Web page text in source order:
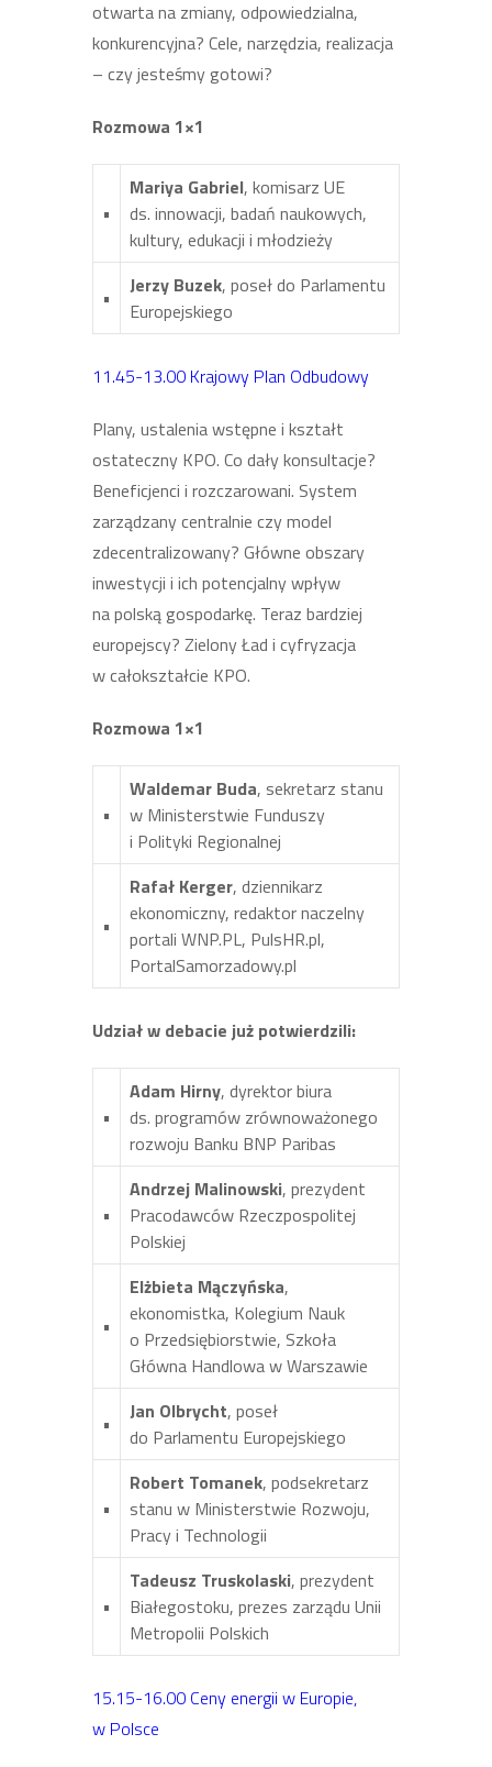
otwarta na zmiany, odpowiedzialna,
konkurencyjna? Cele, narzędzia, realizacja
– czy jesteśmy gotowi?
Rozmowa 1×1
•
Mariya Gabriel, komisarz UE
ds. innowacji, badań naukowych,
kultury, edukacji i młodzieży
• Jerzy Buzek, poseł do Parlamentu
Europejskiego
11.45-13.00 Krajowy Plan Odbudowy
Plany, ustalenia wstępne i kształt
ostateczny KPO. Co dały konsultacje?
Beneficjenci i rozczarowani. System
zarządzany centralnie czy model
zdecentralizowany? Główne obszary
inwestycji i ich potencjalny wpływ
na polską gospodarkę. Teraz bardziej
europejscy? Zielony Ład i cyfryzacja
w całokształcie KPO.
Rozmowa 1×1
•
Waldemar Buda, sekretarz stanu
w Ministerstwie Funduszy
i Polityki Regionalnej
•
Rafał Kerger, dziennikarz
ekonomiczny, redaktor naczelny
portali WNP.PL, PulsHR.pl,
PortalSamorzadowy.pl
Udział w debacie już potwierdzili:
•
Adam Hirny, dyrektor biura
ds. programów zrównoważonego
rozwoju Banku BNP Paribas
•
Andrzej Malinowski, prezydent
Pracodawców Rzeczpospolitej
Polskiej
•
Elżbieta Mączyńska,
ekonomistka, Kolegium Nauk
o Przedsiębiorstwie, Szkoła
Główna Handlowa w Warszawie
• Jan Olbrycht, poseł
do Parlamentu Europejskiego
•
Robert Tomanek, podsekretarz
stanu w Ministerstwie Rozwoju,
Pracy i Technologii
•
Tadeusz Truskolaski, prezydent
Białegostoku, prezes zarządu Unii
Metropolii Polskich
15.15-16.00 Ceny energii w Europie,
w Polsce